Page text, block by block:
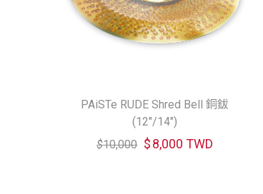
PAiSTe RUDE Shred Bell 銅鈸
(12"/14")
$10,000 $8,000 TWD